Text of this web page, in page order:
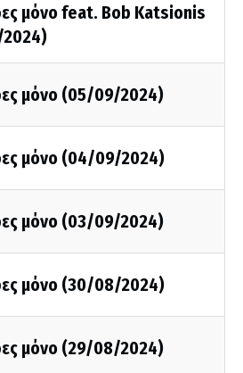
μόνο feat. Bob Katsionis
μόνο (05/09/2024)
μόνο (04/09/2024)
μόνο (03/09/2024)
μόνο (30/08/2024)
μόνο (29/08/2024)